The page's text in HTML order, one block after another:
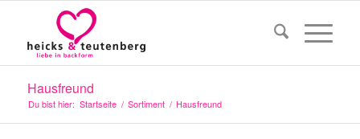
Hausfreund
Du bist hier: Startseite / Sortiment / Hausfreund